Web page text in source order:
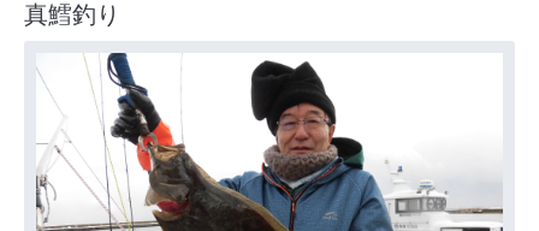
真鱈釣り